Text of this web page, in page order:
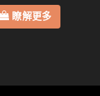
瞭解更多